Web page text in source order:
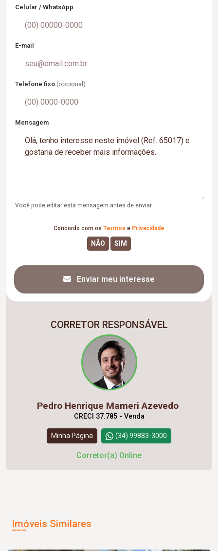
Celular / WhatsApp
E-mail
Telefone fixo (opcional)
Mensagem
Você pode editar esta mensagem antes de enviar.
Concordo com os Termos e Privacidade
Enviar meu interesse
CORRETOR RESPONSÁVEL
Pedro Henrique Mameri Azevedo
CRECI 37.785 - Venda
Minha Página (34) 99883-3000
Corretor(a) Online
Imóveis Similares